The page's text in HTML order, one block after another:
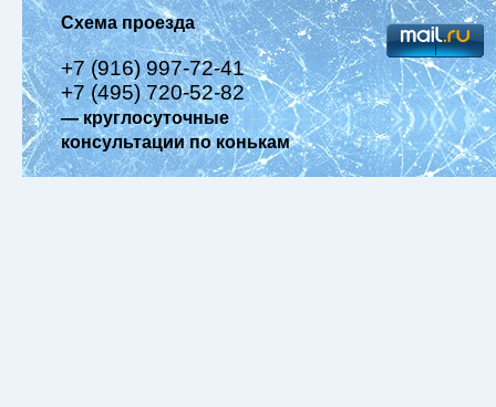
Схема проезда
+7 (916) 997-72-41
+7 (495) 720-52-82
— круглосуточные
консультации по конькам